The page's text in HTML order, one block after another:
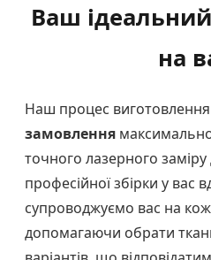
Ваш
на
Наш процес виготовлення
замовлення
точного лазерного заміру
професійної збірки у вас
супроводжуємо вас на
допомагаючи обрати